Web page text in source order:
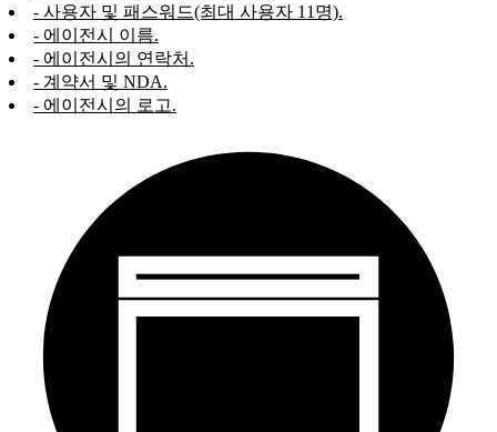
- 사용자 및 패스워드(최대 사용자 11명).
- 에이전시 이름.
- 에이전시의 연락처.
- 계약서 및 NDA.
- 에이전시의 로고.